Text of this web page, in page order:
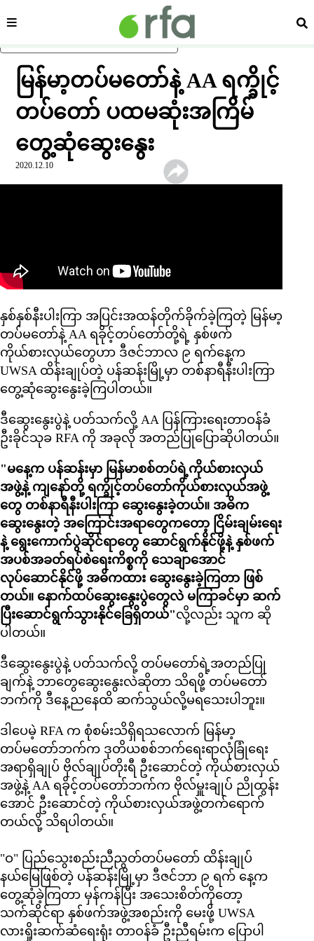
ပင်မအကြောင်းအရာသို့ ကျော်ရန်
ကဏ္ဍ ရှာ
မြန်မာ့တပ်မတော်နဲ့ AA ရက္ခိုင့်
တပ်တော် ပထမဆုံးအကြိမ်
တွေ့ဆုံဆွေးနွေး
2020.12.10
နှစ်နှစ်နီးပါးကြာ အပြင်းအထန်တိုက်ခိုက်ခဲ့ကြတဲ့ မြန်မာ့
တပ်မတော်နဲ့ AA ရခိုင့်တပ်တော်တို့ရဲ့ နှစ်ဖက်
ကိုယ်စားလှယ်တွေဟာ ဒီဇင်ဘာလ ၉ ရက်နေ့က
UWSA ထိန်းချုပ်တဲ့ ပန်ဆန်းမြို့မှာ တစ်နာရီနီးပါးကြာ
တွေ့ဆုံဆွေးနွေးခဲ့ကြပါတယ်။
ဒီဆွေးနွေးပွဲနဲ့ ပတ်သက်လို့ AA ပြန်ကြားရေးတာဝန်ခံ
ဦးခိုင်သုခ RFA ကို အခုလို အတည်ပြုပြောဆိုပါတယ်။
"မနေ့က ပန်ဆန်းမှာ မြန်မာစစ်တပ်ရဲ့ကိုယ်စားလှယ်
အဖွဲ့နဲ့ ကျနော်တို့ ရက္ခိုင့်တပ်တော်ကိုယ်စားလှယ်အဖွဲ့
တွေ တစ်နာရီနီးပါးကြာ ဆွေးနွေးခဲ့တယ်။ အဓိက
ဆွေးနွေးတဲ့ အကြောင်းအရာတွေကတော့ ငြိမ်းချမ်းရေး
နဲ့ ရွေးကောက်ပွဲဆိုင်ရာတွေ ဆောင်ရွက်နိုင်ဖို့နဲ့ နှစ်ဖက်
အပစ်အခတ်ရပ်စဲရေးကိစ္စကို သေချာအောင်
လုပ်ဆောင်နိုင်ဖို့ အဓိကထား ဆွေးနွေးခဲ့ကြတာ ဖြစ်
တယ်။ နောက်ထပ်ဆွေးနွေးပွဲတွေလဲ မကြာခင်မှာ ဆက်
ပြီးဆောင်ရွက်သွားနိုင်ခြေရှိတယ်"လို့လည်း သူက ဆို
ပါတယ်။
ဒီဆွေးနွေးပွဲနဲ့ ပတ်သက်လို့ တပ်မတော်ရဲ့အတည်ပြု
ချက်နဲ့ ဘာတွေဆွေးနွေးလဲဆိုတာ သိရဖို့ တပ်မတော်
ဘက်ကို ဒီနေ့ညနေထိ ဆက်သွယ်လို့မရသေးပါဘူး။
ဒါပေမဲ့ RFA က စုံစမ်းသိရှိရသလောက် မြန်မာ့
တပ်မတော်ဘက်က ဒုတိယစစ်ဘက်ရေးရာလုံခြုံရေး
အရာရှိချုပ် ဗိုလ်ချုပ်တိုးရီ ဦးဆောင်တဲ့ ကိုယ်စားလှယ်
အဖွဲ့နဲ့ AA ရခိုင့်တပ်တော်ဘက်က ဗိုလ်မှူးချုပ် ညိုထွန်း
အောင် ဦးဆောင်တဲ့ ကိုယ်စားလှယ်အဖွဲ့တက်ရောက်
တယ်လို့ သိရပါတယ်။
"ဝ" ပြည်သွေးစည်းညီညွတ်တပ်မတော် ထိန်းချုပ်
နယ်မြေဖြစ်တဲ့ ပန်ဆန်းမြို့မှာ ဒီဇင်ဘာ ၉ ရက် နေ့က
တွေ့ဆုံခဲ့ကြတာ မှန်ကန်ပြီး အသေးစိတ်ကိုတော့
သက်ဆိုင်ရာ နှစ်ဖက်အဖွဲ့အစည်းကို မေးဖို့ UWSA
လားရှိုးဆက်ဆံရေးရုံး တာဝန်ခံ ဦးညီရမ်းက ပြောပါ